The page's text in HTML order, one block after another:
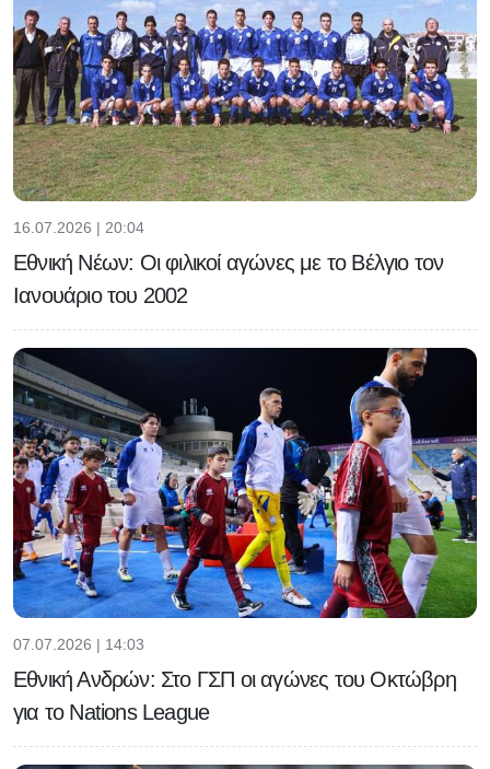
16.07.2026 | 20:04
Εθνική Νέων: Οι φιλικοί αγώνες με το Βέλγιο τον
Ιανουάριο του 2002
07.07.2026 | 14:03
Εθνική Ανδρών: Στο ΓΣΠ οι αγώνες του Οκτώβρη
για το Nations League